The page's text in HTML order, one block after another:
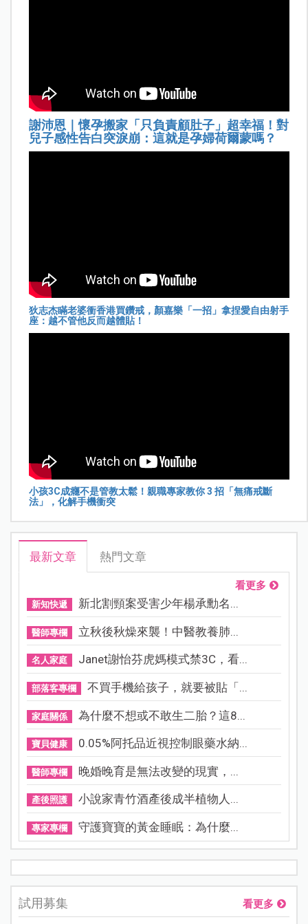
謝沛恩｜懷孕搬家「只負責顧肚子」超幸福！對
兒子感性告白突淚崩：這就是孕婦荷爾蒙嗎？
狄志杰瞞老婆衝香港買鑽戒，顏嘉樂「一招」拿捏愛自由射手
座：越不管他反而越體貼！
小孩3C成癮不是管教太鬆！親職專家教你 3 招「無痛戒斷
法」，化解手機衝突
最新文章 熱門文章
看更多
新知快遞 新北割頸案受害少年楊承勳名...
醫師專欄 立秋後秋燥來襲！中醫教養肺...
名人家庭 Janet謝怡芬虎媽模式禁3C，看...
部落客專欄 不買手機給孩子，就要被貼「...
家庭關係 為什麼不想或不敢生二胎？這8...
寶貝健康 0.05%阿托品近視控制眼藥水納...
醫師專欄 晚婚晚育是無法改變的現實，...
產後照護 小說家青竹酒產後成半植物人...
專家專欄 守護寶寶的黃金睡眠：為什麼...
試用募集 看更多